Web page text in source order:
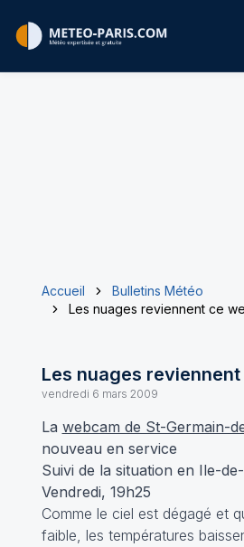
Accueil
Bulletins Météo
Les nuages reviennent ce
Les nuages
vendredi 6 mars 2009
La webcam de St-Germain-
nouveau en service
Suivi de la situation en Ile-
Vendredi, 19h25
Comme le ciel est dégagé et
faible, les températures